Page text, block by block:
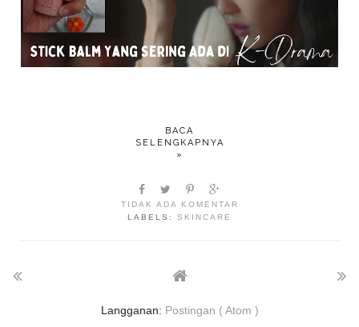
BACA
SELENGKAPNYA
»
TIDAK ADA KOMENTAR
LABELS: SKINCARE
Langganan: Postingan ( Atom )